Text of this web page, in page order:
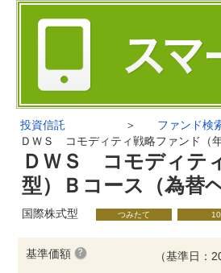
投資信託 ＞ ファンド検
ＤＷＳ コモディティ戦略ファンド（
ＤＷＳ コモディテ
型）Ｂコース（為替
国際株式型 つみたて
基準価額 （基準日：